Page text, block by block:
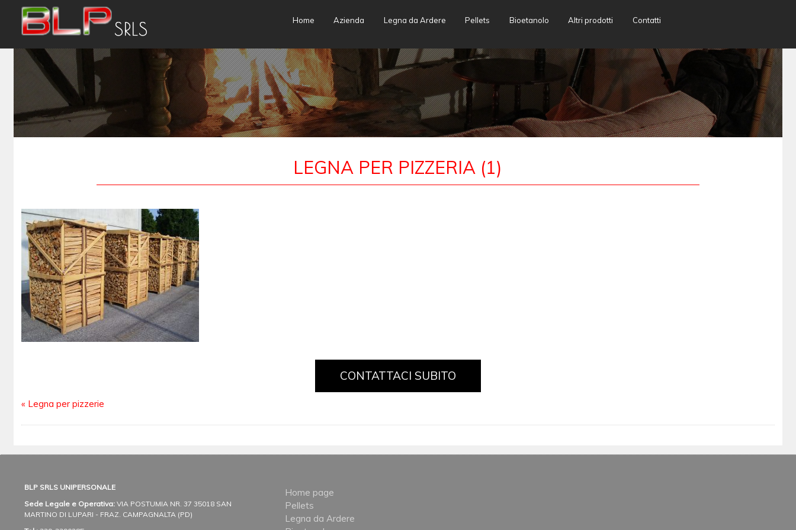
Skip
to
content
Home Azienda Legna da Ardere Pellets Bioetanolo Altri prodotti Contatti
LEGNA PER PIZZERIA (1)
CONTATTACI SUBITO
« Legna per pizzerie
BLP SRLS UNIPERSONALE
Sede Legale e Operativa: VIA POSTUMIA NR. 37 35018 SAN
MARTINO DI LUPARI - FRAZ. CAMPAGNALTA (PD)
Home page
Pellets
Legna da Ardere